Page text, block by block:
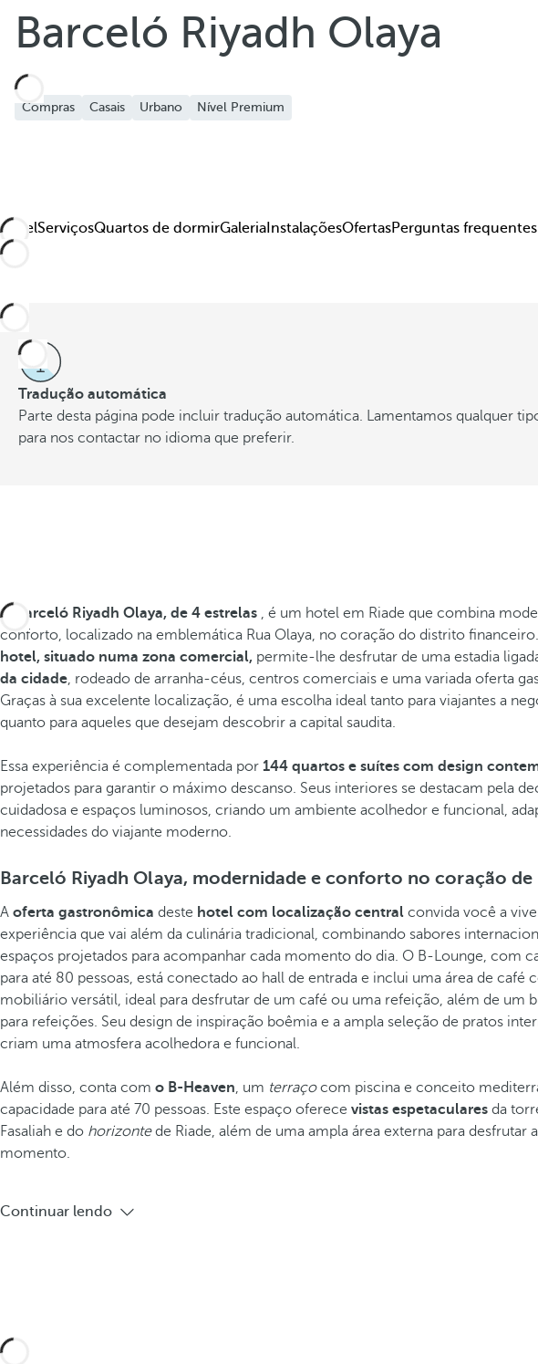
Barceló Riyadh Olaya
Compras Casais Urbano Nível Premium
HotelServiçosQuartos de dormirGaleria InstalaçõesOfertasPerguntas frequentes
Tradução automática
Parte desta página pode incluir tradução automática. Lamentamos qualquer
para nos contactar no idioma que preferir.
O Barceló Riyadh Olaya, de 4 estrelas , é um hotel em Riade que combina
conforto, localizado na emblemática Rua Olaya, no coração do distrito
hotel, situado numa zona comercial, permite-lhe desfrutar de uma estadia
da cidade, rodeado de arranha-céus, centros comerciais e uma variada oferta
Graças à sua excelente localização, é uma escolha ideal tanto para viajantes a
quanto para aqueles que desejam descobrir a capital saudita.
Essa experiência é complementada por 144 quartos e suítes com design
projetados para garantir o máximo descanso. Seus interiores se destacam pela
cuidadosa e espaços luminosos, criando um ambiente acolhedor e funcional,
necessidades do viajante moderno.
Barceló Riyadh Olaya, modernidade e conforto no coração de
A oferta gastronômica deste hotel com localização central convida você a
experiência que vai além da culinária tradicional, combinando sabores
espaços projetados para acompanhar cada momento do dia. O B-Lounge, com
para até 80 pessoas, está conectado ao hall de entrada e inclui uma área de café
mobiliário versátil, ideal para desfrutar de um café ou uma refeição, além de um
para refeições. Seu design de inspiração boêmia e a ampla seleção de pratos
criam uma atmosfera acolhedora e funcional.
Além disso, conta com o B-Heaven, um terraçocom piscina e conceito
capacidade para até 70 pessoas. Este espaço oferece vistas espetaculares da
Fasaliah e do horizontede Riade, além de uma ampla área externa para desfrutar
momento.
Continuar lendo